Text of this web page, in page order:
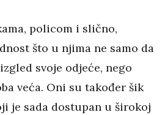
policom i slično,
što u njima ne samo da
svoje odjeće, nego
veća. Oni su također šik
je sada dostupan u širokoj